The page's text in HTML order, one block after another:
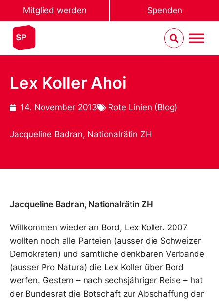
Mitglied werden Spenden
Lex Koller Ahoi
14. November 2013 Rote Linien (Blog)
Jacqueline Badran, Nationalrätin ZH
Jacqueline Badran, Nationalrätin ZH
Willkommen wieder an Bord, Lex Koller. 2007
wollten noch alle Parteien (ausser die Schweizer
Demokraten) und sämtliche denkbaren Verbände
(ausser Pro Natura) die Lex Koller über Bord
werfen. Gestern – nach sechsjähriger Reise – hat
der Bundesrat die Botschaft zur Abschaffung der